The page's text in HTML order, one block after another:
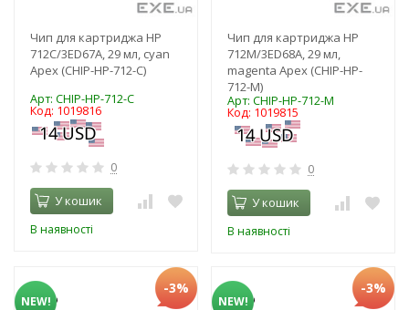
Чип для картриджа HP
712C/3ED67A, 29 мл, cyan
Apex (CHIP-HP-712-C)
Арт: CHIP-HP-712-C
Код: 1019816
0
У кошик
В наявності
Чип для картриджа HP
712M/3ED68A, 29 мл,
magenta Apex (CHIP-HP-
712-M)
Арт: CHIP-HP-712-M
Код: 1019815
0
У кошик
В наявності
NEW!
-3%
NEW!
-3%